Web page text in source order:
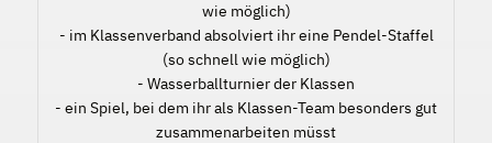
wie möglich)
- im Klassenverband absolviert ihr eine Pendel-Staffel
(so schnell wie möglich)
- Wasserballturnier der Klassen
- ein Spiel, bei dem ihr als Klassen-Team besonders gut
zusammenarbeiten müsst